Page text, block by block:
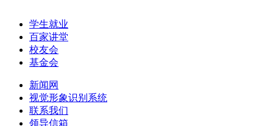
学生就业
百家讲堂
校友会
基金会
新闻网
视觉形象识别系统
联系我们
领导信箱